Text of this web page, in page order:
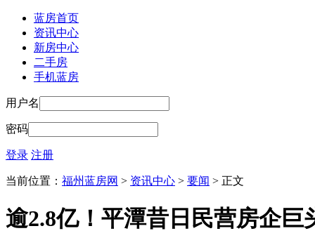
蓝房首页
资讯中心
新房中心
二手房
手机蓝房
用户名
密码
登录 注册
当前位置： 福州蓝房网 > 资讯中心 > 要闻 > 正文
逾2.8亿！平潭昔日民营房企